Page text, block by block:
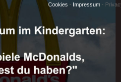
Cookies - Impressum -